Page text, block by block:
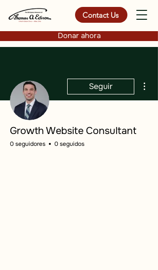
Contact Us
Donar ahora
Seguir
Growth Website Consultant
0 seguidores 0 seguidos